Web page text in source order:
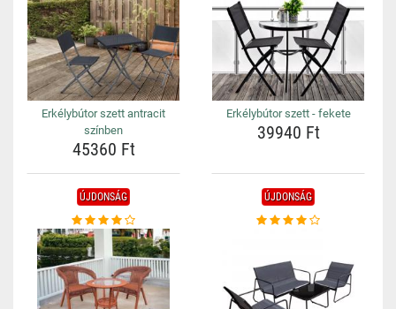
Erkélybútor szett antracit
színben
45360 Ft
Erkélybútor szett - fekete
39940 Ft
ÚJDONSÁG ÚJDONSÁG